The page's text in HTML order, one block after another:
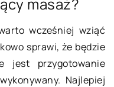
wcześniej wziąć
sprawi, że będzie
jest przygotowanie
Najlepiej